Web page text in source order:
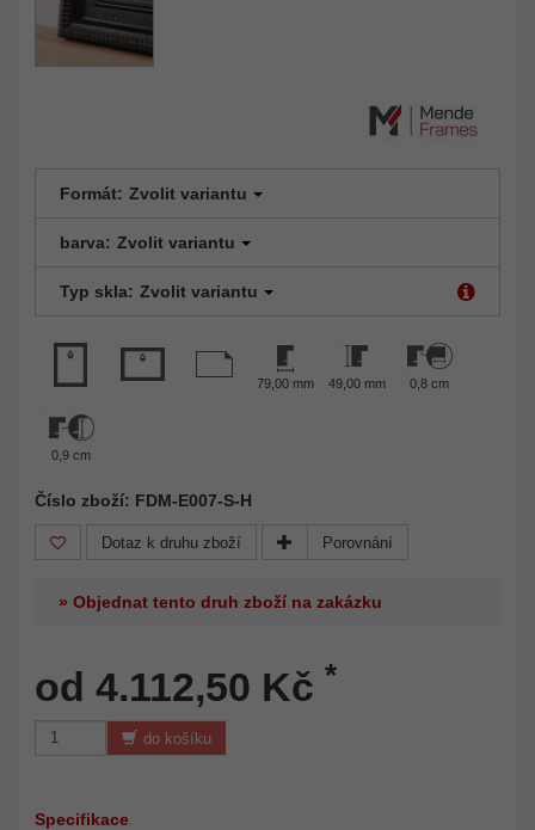
Formát: Zvolit variantu
barva: Zvolit variantu
Typ skla: Zvolit variantu
79,00 mm 49,00 mm 0,8 cm
0,9 cm
Číslo zboží: FDM-E007-S-H
Dotaz k druhu zboží Porovnání
» Objednat tento druh zboží na zakázku
od 4.112,50 Kč *
do košíku
Specifikace